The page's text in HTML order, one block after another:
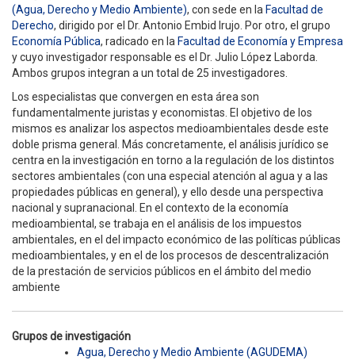
(Agua, Derecho y Medio Ambiente), con sede en la Facultad de
Derecho, dirigido por el Dr. Antonio Embid Irujo. Por otro, el grupo
Economía Pública, radicado en la Facultad de Economía y Empresa
y cuyo investigador responsable es el Dr. Julio López Laborda.
Ambos grupos integran a un total de 25 investigadores.
Los especialistas que convergen en esta área son
fundamentalmente juristas y economistas. El objetivo de los
mismos es analizar los aspectos medioambientales desde este
doble prisma general. Más concretamente, el análisis jurídico se
centra en la investigación en torno a la regulación de los distintos
sectores ambientales (con una especial atención al agua y a las
propiedades públicas en general), y ello desde una perspectiva
nacional y supranacional. En el contexto de la economía
medioambiental, se trabaja en el análisis de los impuestos
ambientales, en el del impacto económico de las políticas públicas
medioambientales, y en el de los procesos de descentralización
de la prestación de servicios públicos en el ámbito del medio
ambiente
Grupos de investigación
Agua, Derecho y Medio Ambiente (AGUDEMA)